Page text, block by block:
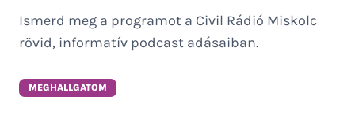
Ismerd meg a programot a Civil Rádió Miskolc
rövid, informatív podcast adásaiban.
MEGHALLGATOM